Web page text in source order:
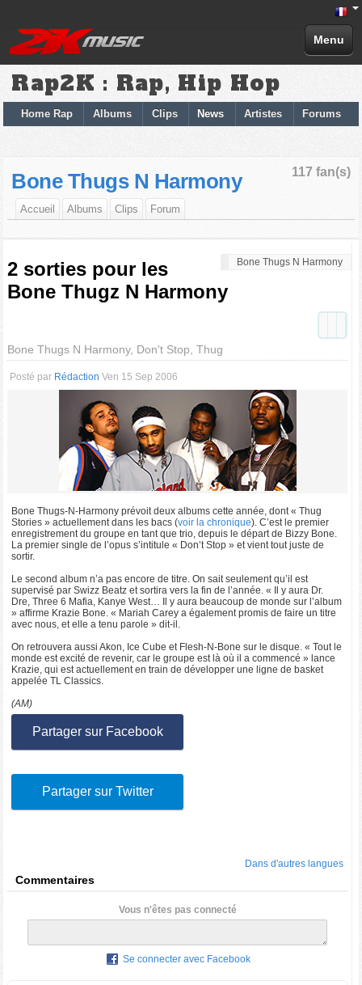
Menu
Rap2K : Rap, Hip Hop
Home Rap Albums Clips News Artistes Forums
117 fan(s)
Bone Thugs N Harmony
Accueil Albums Clips Forum
Bone Thugs N Harmony
2 sorties pour les
Bone Thugz N Harmony
Bone Thugs N Harmony, Don't Stop, Thug
Posté par Rédaction Ven 15 Sep 2006
Bone Thugs-N-Harmony prévoit deux albums cette année, dont « Thug
Stories » actuellement dans les bacs (voir la chronique). C’est le premier
enregistrement du groupe en tant que trio, depuis le départ de Bizzy Bone.
La premier single de l’opus s’intitule « Don’t Stop » et vient tout juste de
sortir.
Le second album n’a pas encore de titre. On sait seulement qu’il est
supervisé par Swizz Beatz et sortira vers la fin de l’année. « Il y aura Dr.
Dre, Three 6 Mafia, Kanye West… Il y aura beaucoup de monde sur l’album
» affirme Krazie Bone. « Mariah Carey a également promis de faire un titre
avec nous, et elle a tenu parole » dit-il.
On retrouvera aussi Akon, Ice Cube et Flesh-N-Bone sur le disque. « Tout le
monde est excité de revenir, car le groupe est là où il a commencé » lance
Krazie, qui est actuellement en train de développer une ligne de basket
appelée TL Classics.
(AM)
Partager sur Facebook
Partager sur Twitter
Dans d'autres langues
Commentaires
Vous n'êtes pas connecté
Se connecter avec Facebook